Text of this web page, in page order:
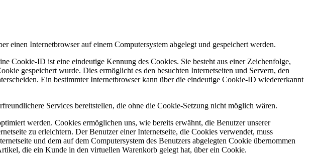
Internetbrowser auf einem Computersystem abgelegt und gespeichert werden.
Cookie-ID ist eine eindeutige Kennung des Cookies. Sie besteht aus einer Zeichenfolge,
gespeichert wurde. Dies ermöglicht es den besuchten Internetseiten und Servern, den
Ein bestimmter Internetbrowser kann über die eindeutige Cookie-ID wiedererkannt
Services bereitstellen, die ohne die Cookie-Setzung nicht möglich wären.
werden. Cookies ermöglichen uns, wie bereits erwähnt, die Benutzer unserer
zu erleichtern. Der Benutzer einer Internetseite, die Cookies verwendet, muss
und dem auf dem Computersystem des Benutzers abgelegten Cookie übernommen
die ein Kunde in den virtuellen Warenkorb gelegt hat, über ein Cookie.